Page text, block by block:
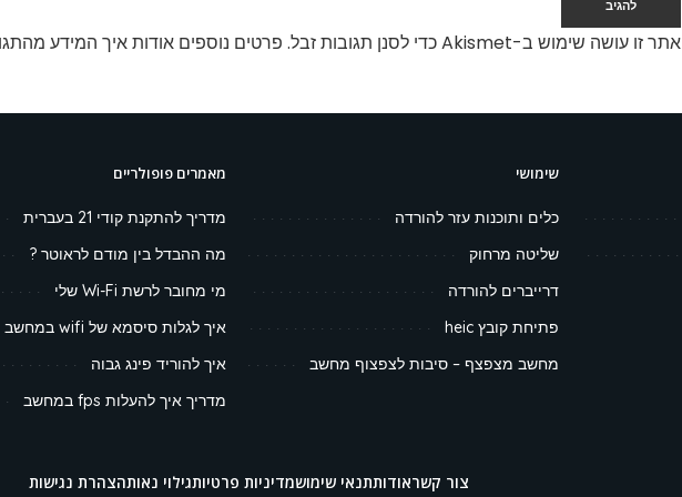
אתר זו עושה שימוש ב-Akismet כדי לסנן תגובות זבל. פרטים נוספים אודות איך המידע
שימושי
כלים ותוכנות עזר להורדה
שליטה מרחוק
דרייברים להורדה
פתיחת קובץ heic
מחשב מצפצף – סיבות לצפצוף מחשב
מאמרים פופולריים
מדריך להתקנת קודי 21 בעברית
מה ההבדל בין מודם לראוטר ?
מי מחובר לרשת Wi-Fi שלי
איך לגלות סיסמא של wifi במחשב
איך להוריד פינג גבוה
מדריך איך להעלות fps במחשב
צור קשראודותתנאי שימושמדיניות פרטיותגילוי נאותהצהרת נגישות